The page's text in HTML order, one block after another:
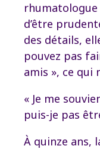
d’être
des détails,
pouvez pas
amis », ce qui
« Je me
puis-je pas
À quinze ans,